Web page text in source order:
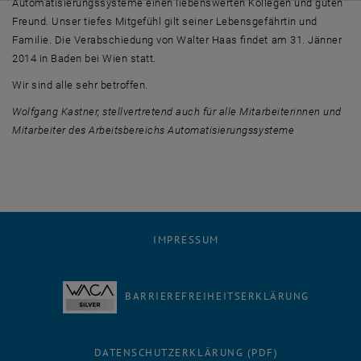
Automatisierungssysteme einen liebenswerten Kollegen und guten
Freund. Unser tiefes Mitgefühl gilt seiner Lebensgefährtin und
Familie. Die Verabschiedung von Walter Haas findet am 31. Jänner
2014 in Baden bei Wien statt.
Wir sind alle sehr betroffen.
Wolfgang Kastner, stellvertretend auch für alle Mitarbeiterinnen und
Mitarbeiter des Arbeitsbereichs Automatisierungssysteme
IMPRESSUM
BARRIEREFREIHEITSERKLÄRUNG
DATENSCHUTZERKLÄRUNG (PDF)